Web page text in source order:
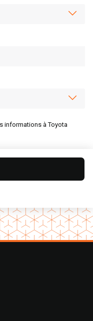
informations à Toyota